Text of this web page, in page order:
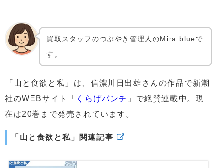
買取スタッフのつぶやき管理人のMira.blueで
す。
「山と食欲と私」は、信濃川日出雄さんの作品で新潮
社のWEBサイト「
くらげバンチ 」で絶賛連載中。現
在は20巻まで発売されています。
「山と食欲と私」関連記事